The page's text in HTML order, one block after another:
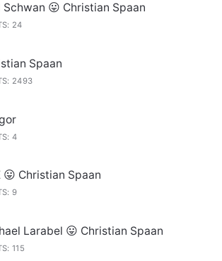
Schwan 😛 Christian Spaan
24
Spaan
2493
4
😛 Christian Spaan
9
Larabel 😛 Christian Spaan
115